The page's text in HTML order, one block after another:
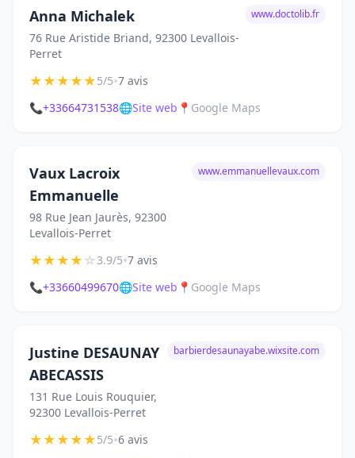
Anna Michalek
76 Rue Aristide Briand, 92300 Levallois-
Perret
www.doctolib.fr
★★★★★5/5•7 avis
📞+33664731538🌐Site web 📍 Google Maps
Vaux Lacroix
Emmanuelle
98 Rue Jean Jaurès, 92300
Levallois-Perret
www.emmanuellevaux.com
★★★★☆3.9/5•7 avis
📞+33660499670🌐Site web 📍 Google Maps
Justine DESAUNAY
ABECASSIS
131 Rue Louis Rouquier,
92300 Levallois-Perret
barbierdesaunayabe.wixsite.com
★★★★★5/5•6 avis